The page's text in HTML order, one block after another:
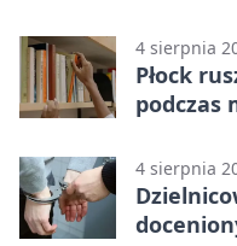
4 sierpnia
Płock
podczas
4 sierpnia